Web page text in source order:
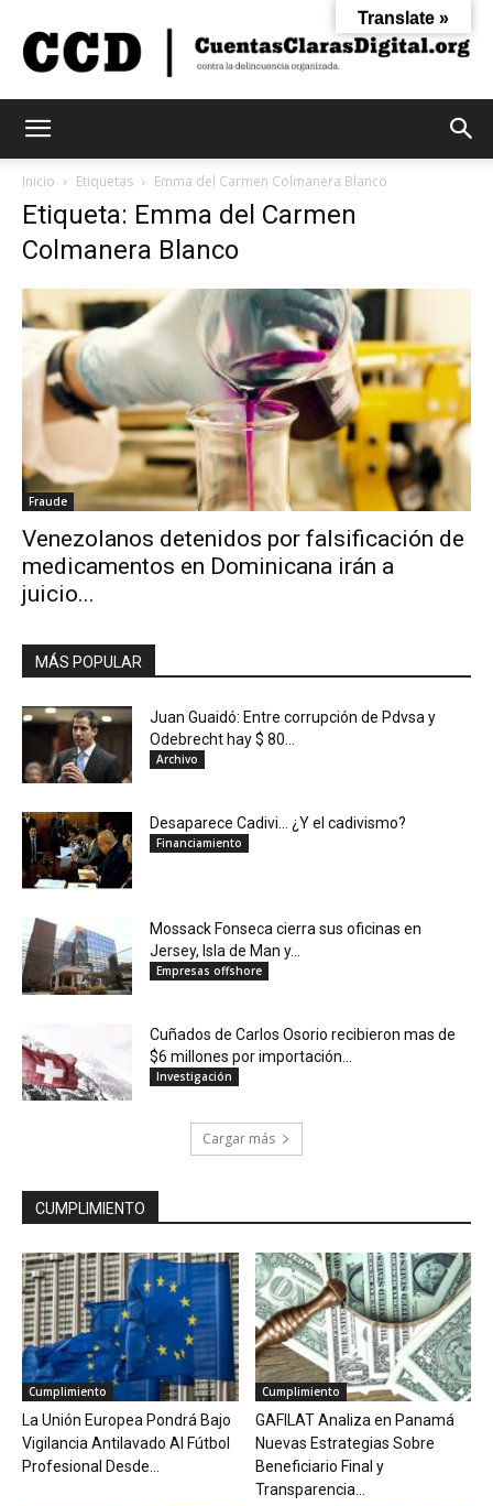
Digital
Inicio Etiquetas Emma del Carmen Colmanera Blanco
Etiqueta: Emma del Carmen
Colmanera Blanco
Fraude
Venezolanos detenidos por falsificación de
medicamentos en Dominicana irán a
juicio...
MÁS POPULAR
Juan Guaidó: Entre corrupción de Pdvsa y
Odebrecht hay $ 80...
Archivo
Desaparece Cadivi… ¿Y el cadivismo?
Financiamiento
Mossack Fonseca cierra sus oficinas en
Jersey, Isla de Man y...
Empresas offshore
Cuñados de Carlos Osorio recibieron mas de
$6 millones por importación...
Investigación
Cargar más
CUMPLIMIENTO
Cumplimiento
La Unión Europea Pondrá Bajo
Vigilancia Antilavado Al Fútbol
Profesional Desde...
Cumplimiento
GAFILAT Analiza en Panamá
Nuevas Estrategias Sobre
Beneficiario Final y
Transparencia...
Translate »